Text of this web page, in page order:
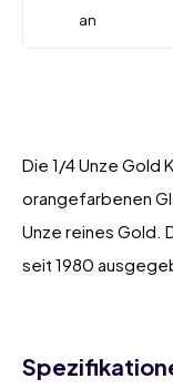
an
Die 1/4 Unze Gold
orangefarbenen
Unze reines Gold.
seit 1980